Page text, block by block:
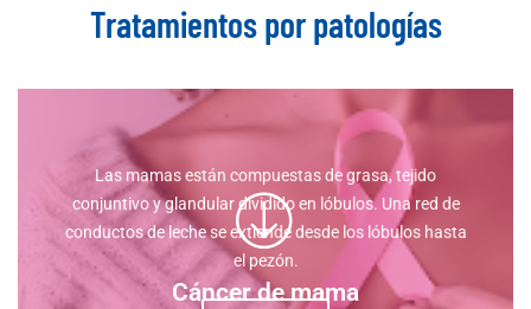
Tratamientos por patologías
Cáncer de mama
Las mamas están compuestas de grasa, tejido
conjuntivo y glandular dividido en lóbulos. Una red de
conductos de leche se extiende desde los lóbulos hasta
el pezón.